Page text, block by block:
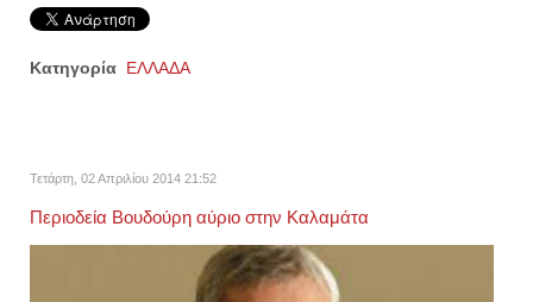
Κατηγορία ΕΛΛΑΔΑ
Τετάρτη, 02 Απριλίου 2014 21:52
Περιοδεία Βουδούρη αύριο στην Καλαμάτα